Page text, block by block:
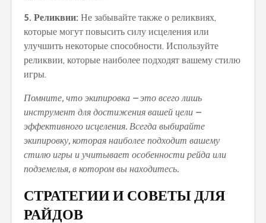
5. Реликвии: Не забывайте также о реликвиях,
которые могут повысить силу исцеления или
улучшить некоторые способности. Используйте
реликвии, которые наиболее подходят вашему стилю
игры.
Помните, что экипировка – это всего лишь
инструмент для достижения вашей цели –
эффективного исцеления. Всегда выбирайте
экипировку, которая наиболее подходит вашему
стилю игры и учитывает особенности рейда или
подземелья, в котором вы находитесь.
СТРАТЕГИИ И СОВЕТЫ ДЛЯ
РАЙДОВ